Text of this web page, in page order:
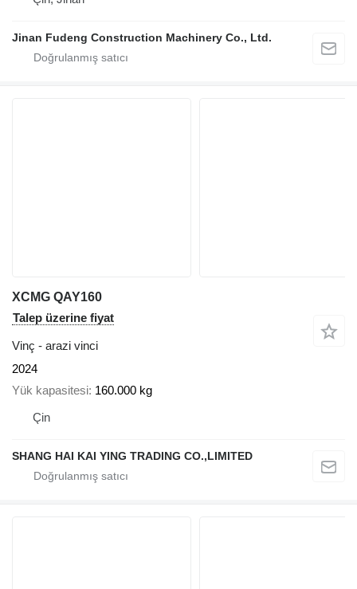
Jinan Fudeng Construction Machinery Co., Ltd.
XCMG QAY160
Talep üzerine fiyat
Vinç - arazi vinci
2024
Yük kapasitesi 160.000 kg
Çin
SHANG HAI KAI YING TRADING CO.,LIMITED